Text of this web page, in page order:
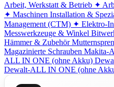
Arbeit, Werkstatt & Betrieb ✦
✦ Maschinen Installation &
Management (CTM) ✦ Elektro-
Messwerkzeuge & Winkel
Hämmer & Zubehör
Magazinierte Schrauben Makita-
ALL IN ONE (ohne Akku)
Dewalt-ALL IN ONE (ohne